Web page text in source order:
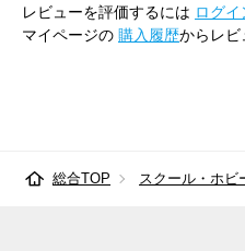
レビューを評価するには ログイ
マイページの 購入履歴からレビ
総合TOP スクール・ホビ